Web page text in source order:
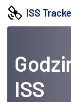
ISS
ISS